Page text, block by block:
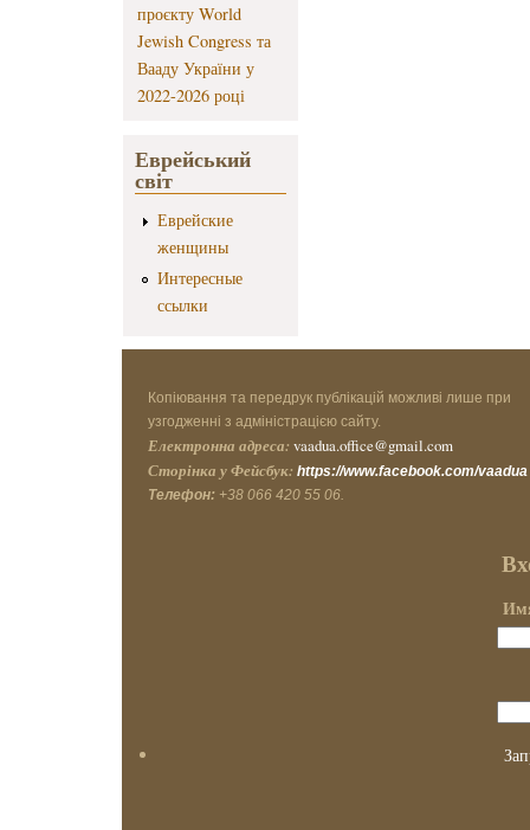
проєкту World
Jewish Congress та
Вааду України у
2022-2026 році
Еврейський
світ
Еврейские
женщины
Интересные
ссылки
Копіювання та передрук публікацій можливі лише при
узгодженні з адміністрацією сайту.
Електронна адреса: vaadua.office@gmail.com
Сторінка у Фейсбук: https://www.facebook.com/vaadua
Телефон: +38 066 420 55 06.